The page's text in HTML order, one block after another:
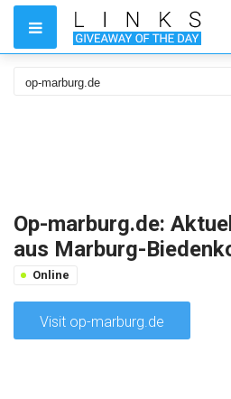
Op-marburg.de:
aus Marburg-
Online
Visit op-marburg.de